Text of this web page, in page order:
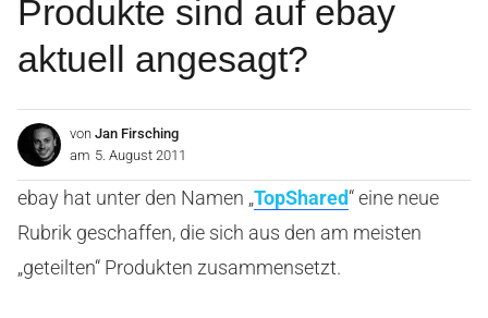
Produkte sind auf ebay
aktuell angesagt?
von Jan Firsching
am 5. August 2011
ebay hat unter den Namen „TopShared“ eine neue
Rubrik geschaffen, die sich aus den am meisten
„geteilten“ Produkten zusammensetzt.